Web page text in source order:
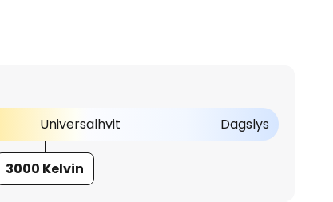
Universalhvit Dagslys
3000 Kelvin